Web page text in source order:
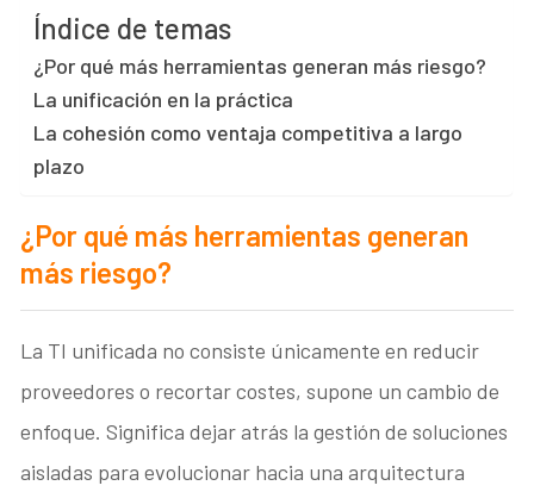
Índice de temas
¿Por qué más herramientas generan más riesgo?
La unificación en la práctica
La cohesión como ventaja competitiva a largo
plazo
¿Por qué más herramientas generan
más riesgo?
La TI unificada no consiste únicamente en reducir
proveedores o recortar costes, supone un cambio de
enfoque. Significa dejar atrás la gestión de soluciones
aisladas para evolucionar hacia una arquitectura